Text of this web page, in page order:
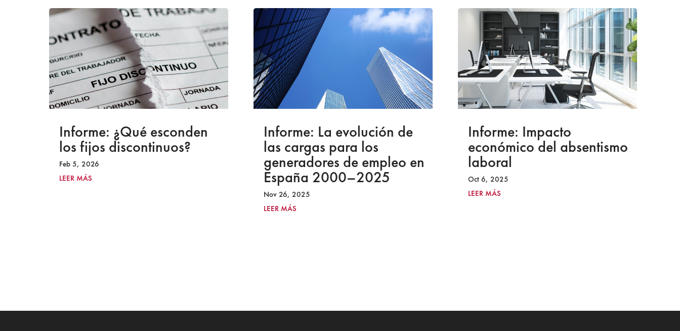
Informe: ¿Qué esconden
los fijos discontinuos?
Feb 5, 2026
LEER MÁS
Informe: La evolución de
las cargas para los
generadores de empleo en
España 2000–2025
Nov 26, 2025
LEER MÁS
Informe: Impacto
económico del absentismo
laboral
Oct 6, 2025
LEER MÁS